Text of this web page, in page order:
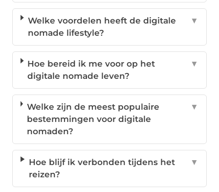
Welke voordelen heeft de digitale
nomade lifestyle?
▼
Hoe bereid ik me voor op het
digitale nomade leven?
▼
Welke zijn de meest populaire
bestemmingen voor digitale
nomaden?
▼
Hoe blijf ik verbonden tijdens het
reizen?
▼